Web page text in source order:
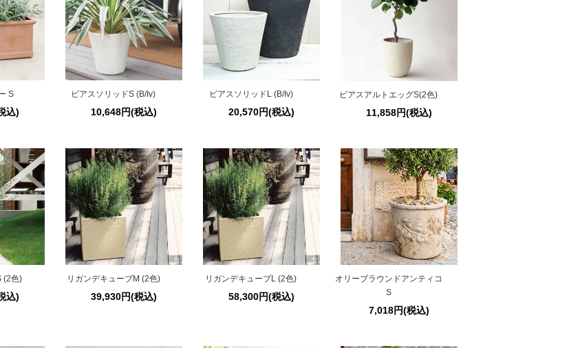
S
込)
ビアスソリッドS (B/Iv)
10,648円(税込)
ビアスソリッドL (B/Iv)
20,570円(税込)
ビアスアルトエッグS(2色)
11,858円(税込)
(2色)
込)
リガンデキューブM (2色)
39,930円(税込)
リガンデキューブL (2色)
58,300円(税込)
オリーブラウンドアンティコ
S
7,018円(税込)